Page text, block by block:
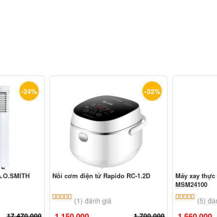
-34% -32%
Nồi cơm điện tử Rapido RC-1.2D
5.00 trên 5 dựa trên
(1) đánh giá
Máy xay
MSM24100
5.00
5(5)